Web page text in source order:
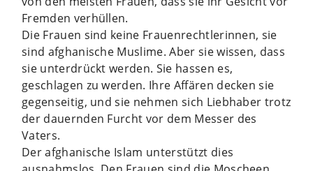
Fremden verhüllen.
Die Frauen sind keine Frauenrechtlerinnen, sie
sind afghanische Muslime. Aber sie wissen, dass
sie unterdrückt werden. Sie hassen es,
geschlagen zu werden. Ihre Affären decken sie
gegenseitig, und sie nehmen sich Liebhaber trotz
der dauernden Furcht vor dem Messer des
Vaters.
Der afghanische Islam unterstützt dies